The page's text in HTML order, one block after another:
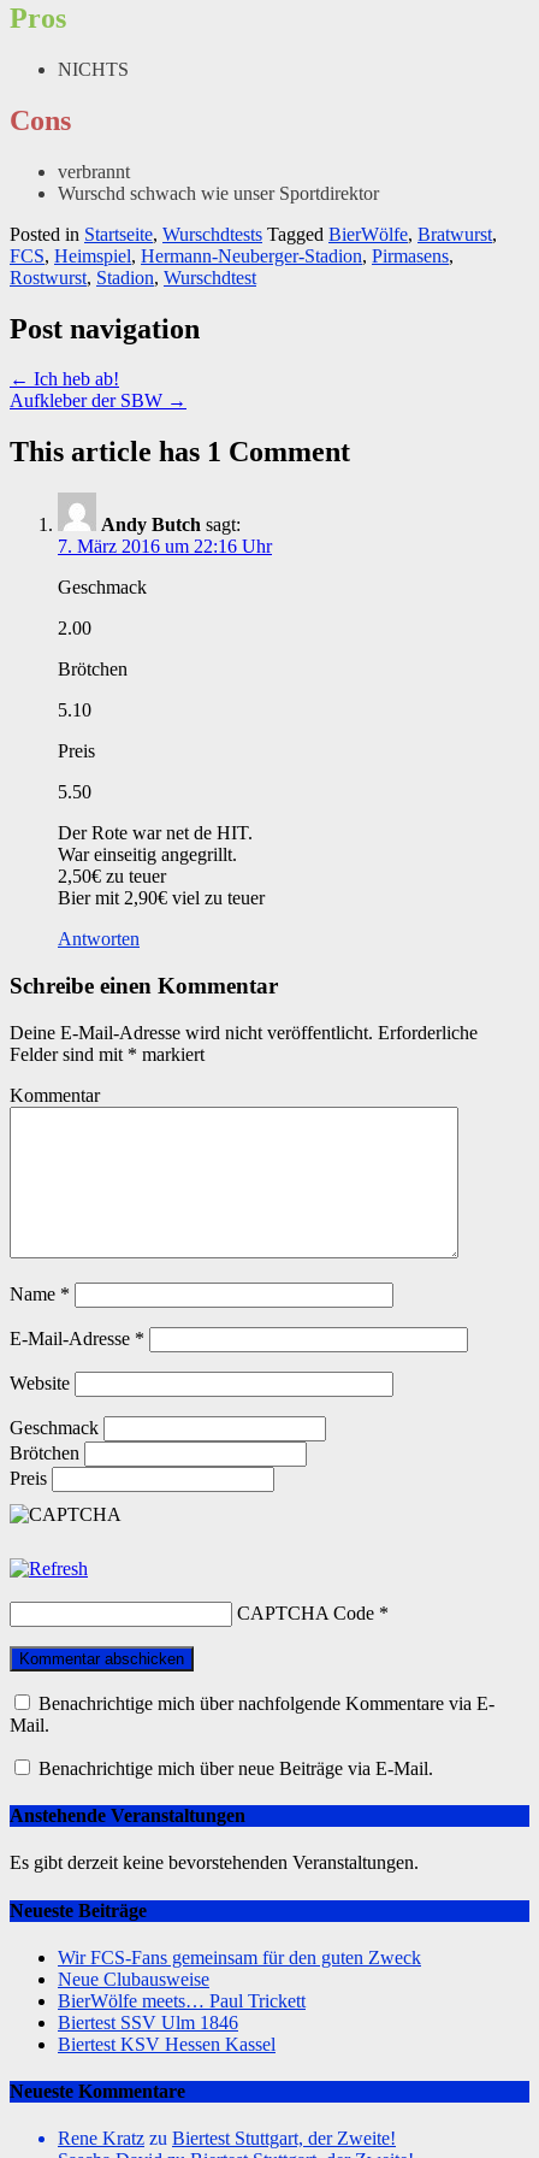
Pros
NICHTS
Cons
verbrannt
Wurschd schwach wie unser Sportdirektor
Posted in Startseite, Wurschdtests Tagged BierWölfe, Bratwurst,
FCS, Heimspiel, Hermann-Neuberger-Stadion, Pirmasens,
Rostwurst, Stadion, Wurschdtest
Post navigation
← Ich heb ab!
Aufkleber der SBW →
This article has 1 Comment
Andy Butch sagt:
7. März 2016 um 22:16 Uhr
Geschmack
2.00
Brötchen
5.10
Preis
5.50
Der Rote war net de HIT.
War einseitig angegrillt.
2,50€ zu teuer
Bier mit 2,90€ viel zu teuer
Antworten
Schreibe einen Kommentar
Deine E-Mail-Adresse wird nicht veröffentlicht. Erforderliche
Felder sind mit * markiert
Kommentar
Name *
E-Mail-Adresse *
Website
Geschmack
Brötchen
Preis
CAPTCHA Code *
Benachrichtige mich über nachfolgende Kommentare via E-
Mail.
Benachrichtige mich über neue Beiträge via E-Mail.
Anstehende Veranstaltungen
Es gibt derzeit keine bevorstehenden Veranstaltungen.
Neueste Beiträge
Wir FCS-Fans gemeinsam für den guten Zweck
Neue Clubausweise
BierWölfe meets… Paul Trickett
Biertest SSV Ulm 1846
Biertest KSV Hessen Kassel
Neueste Kommentare
Rene Kratz zu Biertest Stuttgart, der Zweite!